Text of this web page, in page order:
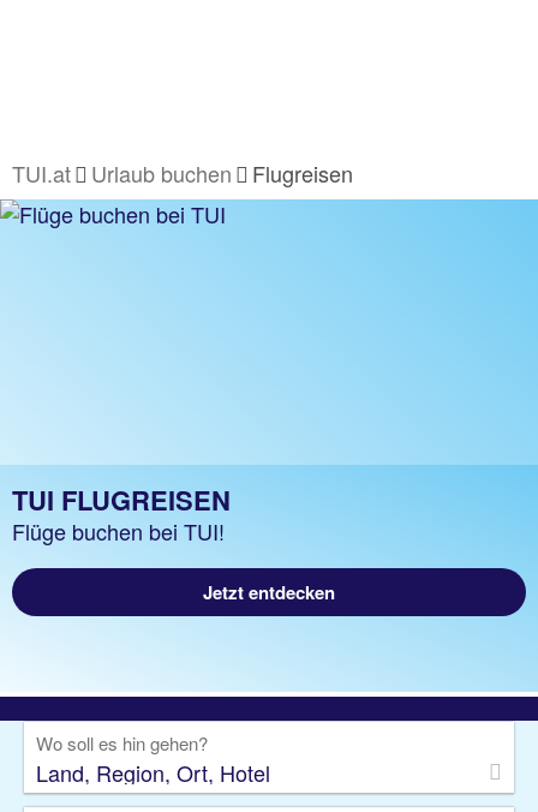
TUI.at Urlaub buchen Flugreisen
TUI FLUGREISEN
Flüge buchen bei TUI!
Jetzt entdecken
Wo soll es hin gehen?